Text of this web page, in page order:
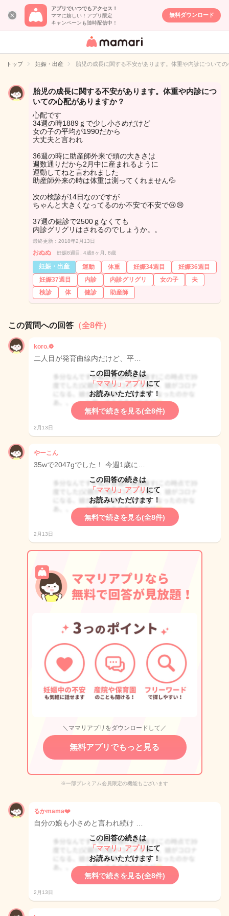
アプリでいつでもアクセス！
ママに嬉しい！アプリ限定
キャンペーンも随時配信中！
無料ダウンロード
女性専用匿名QA
イト
トップ 妊娠・出産 胎児の成長に関する不安があります。体重や内診について
胎児の成長に関する不安があります。体重や内診につ
いての心配がありますか？
心配です
34週の時1889ｇで少し小さめだけど
女の子の平均が1990だから
大丈夫と言われ
36週の時に助産師外来で頭の大きさは
週数通りだから2月中に産まれるように
運動してねと言われました
助産師外来の時は体重は測ってくれません💦
次の検診が14日なのですが
ちゃんと大きくなってるのか不安で不安で😢😢
37週の健診で2500ｇなくても
内診グリグリはされるのでしょうか。。
最終更新：2018年2月13日
おぬぬ 妊娠8週目, 4歳6ヶ月, 8歳
妊娠・出産 運動 体重 妊娠34週目
妊娠36週目
妊娠37週目
内診 内診グリグリ 女の子
夫
検診
体 健診 助産師
この質問への回答 （全8件）
koro.❁
二人目が発育曲線内だけど、平…
この回答の続きは
「ママリ」アプリ にて
お読みいただけます！
無料で続きを見る(全8件)
2月13日
やーこん
35wで2047gでした！ 今週1歳に…
この回答の続きは
「ママリ」アプリ にて
お読みいただけます！
無料で続きを見る(全8件)
2月13日
＼ママリアプリをダウンロードして／
無料アプリでもっと見る
※一部プレミアム会員限定の機能もございます
るかmama❤️
自分の娘も小さめと言われ続け …
この回答の続きは
「ママリ」アプリ にて
お読みいただけます！
無料で続きを見る(全8件)
2月13日